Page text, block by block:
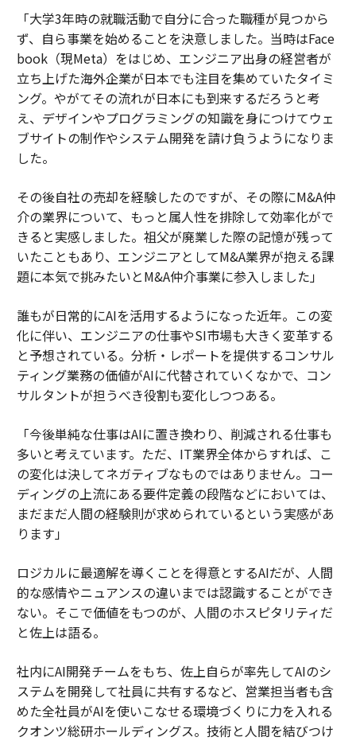
「大学3年時の就職活動で自分に合った職種が見つから
ず、自ら事業を始めることを決意しました。当時はFace
book（現Meta）をはじめ、エンジニア出身の経営者が
立ち上げた海外企業が日本でも注目を集めていたタイミ
ング。やがてその流れが日本にも到来するだろうと考
え、デザインやプログラミングの知識を身につけてウェ
ブサイトの制作やシステム開発を請け負うようになりま
した。
その後自社の売却を経験したのですが、その際にM&A仲
介の業界について、もっと属人性を排除して効率化がで
きると実感しました。祖父が廃業した際の記憶が残って
いたこともあり、エンジニアとしてM&A業界が抱える課
題に本気で挑みたいとM&A仲介事業に参入しました」
誰もが日常的にAIを活用するようになった近年。この変
化に伴い、エンジニアの仕事やSI市場も大きく変革する
と予想されている。分析・レポートを提供するコンサル
ティング業務の価値がAIに代替されていくなかで、コン
サルタントが担うべき役割も変化しつつある。
「今後単純な仕事はAIに置き換わり、削減される仕事も
多いと考えています。ただ、IT業界全体からすれば、こ
の変化は決してネガティブなものではありません。コー
ディングの上流にある要件定義の段階などにおいては、
まだまだ人間の経験則が求められているという実感があ
ります」
ロジカルに最適解を導くことを得意とするAIだが、人間
的な感情やニュアンスの違いまでは認識することができ
ない。そこで価値をもつのが、人間のホスピタリティだ
と佐上は語る。
社内にAI開発チームをもち、佐上自らが率先してAIのシ
ステムを開発して社員に共有するなど、営業担当者も含
めた全社員がAIを使いこなせる環境づくりに力を入れる
クオンツ総研ホールディングス。技術と人間を結びつけ